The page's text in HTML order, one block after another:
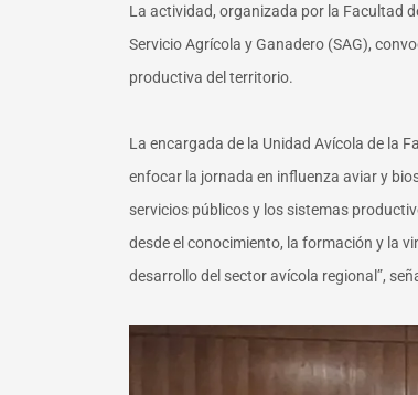
La actividad, organizada por la Facultad
Servicio Agrícola y Ganadero (SAG),
productiva del territorio.
La encargada de la Unidad Avícola de la
enfocar la jornada en influenza aviar y
servicios públicos y los sistemas
desde el conocimiento, la formación y la
desarrollo del sector avícola regional”,